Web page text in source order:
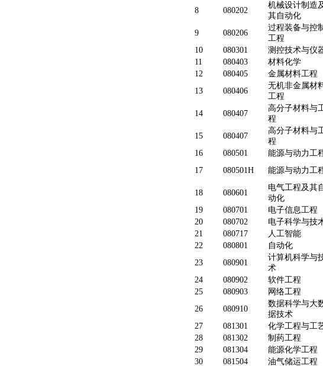
8
080202
机械设计制造
其自动化
9 080206
过程装备与控
工程
10
080301 测控技术与仪
11
080403 材料化学
12
080405 金属材料工程
13
080406
无机非金属材
工程
14 080407
高分子材料与
程
15 080407
高分子材料与
程
16
080501 能源与动力工
17
080501H 能源与动力工
18
080601
电气工程及其
动化
19
080701 电子信息工程
20
080702 电子科学与技
21
080717 人工智能
22
080801 自动化
23
080901
计算机科学与
术
24
080902 软件工程
25
080903 网络工程
26
080910
数据科学与大
据技术
27
081301 化学工程与工
28
081302 制药工程
29
081304 能源化学工程
30
081504 油气储运工程